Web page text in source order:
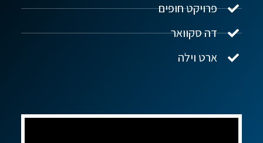
פרויקט חופים
דה סקוואר
ארט וילה
שלום! איך אפשר לעזור?